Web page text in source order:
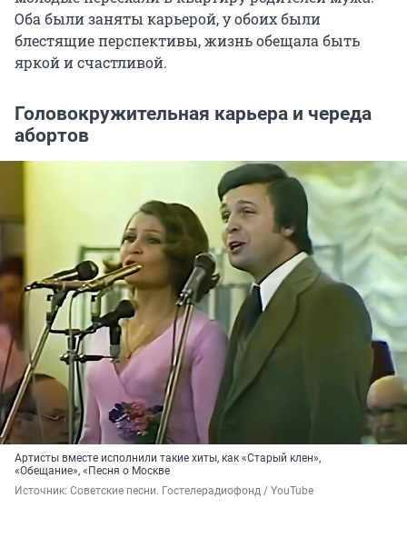
Оба были заняты карьерой, у обоих были
блестящие перспективы, жизнь обещала быть
яркой и счастливой.
Головокружительная карьера и череда
абортов
Артисты вместе исполнили такие хиты, как «Старый клен»,
«Обещание», «Песня о Москве
Источник: Советские песни. Гостелерадиофонд / YouTube